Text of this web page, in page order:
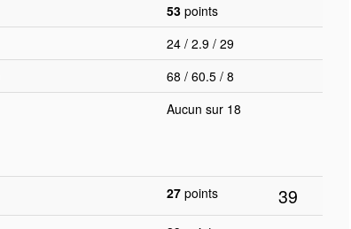
53 points
24 / 2.9 / 29
68 / 60.5 / 8
Aucun sur 18
27 points 39